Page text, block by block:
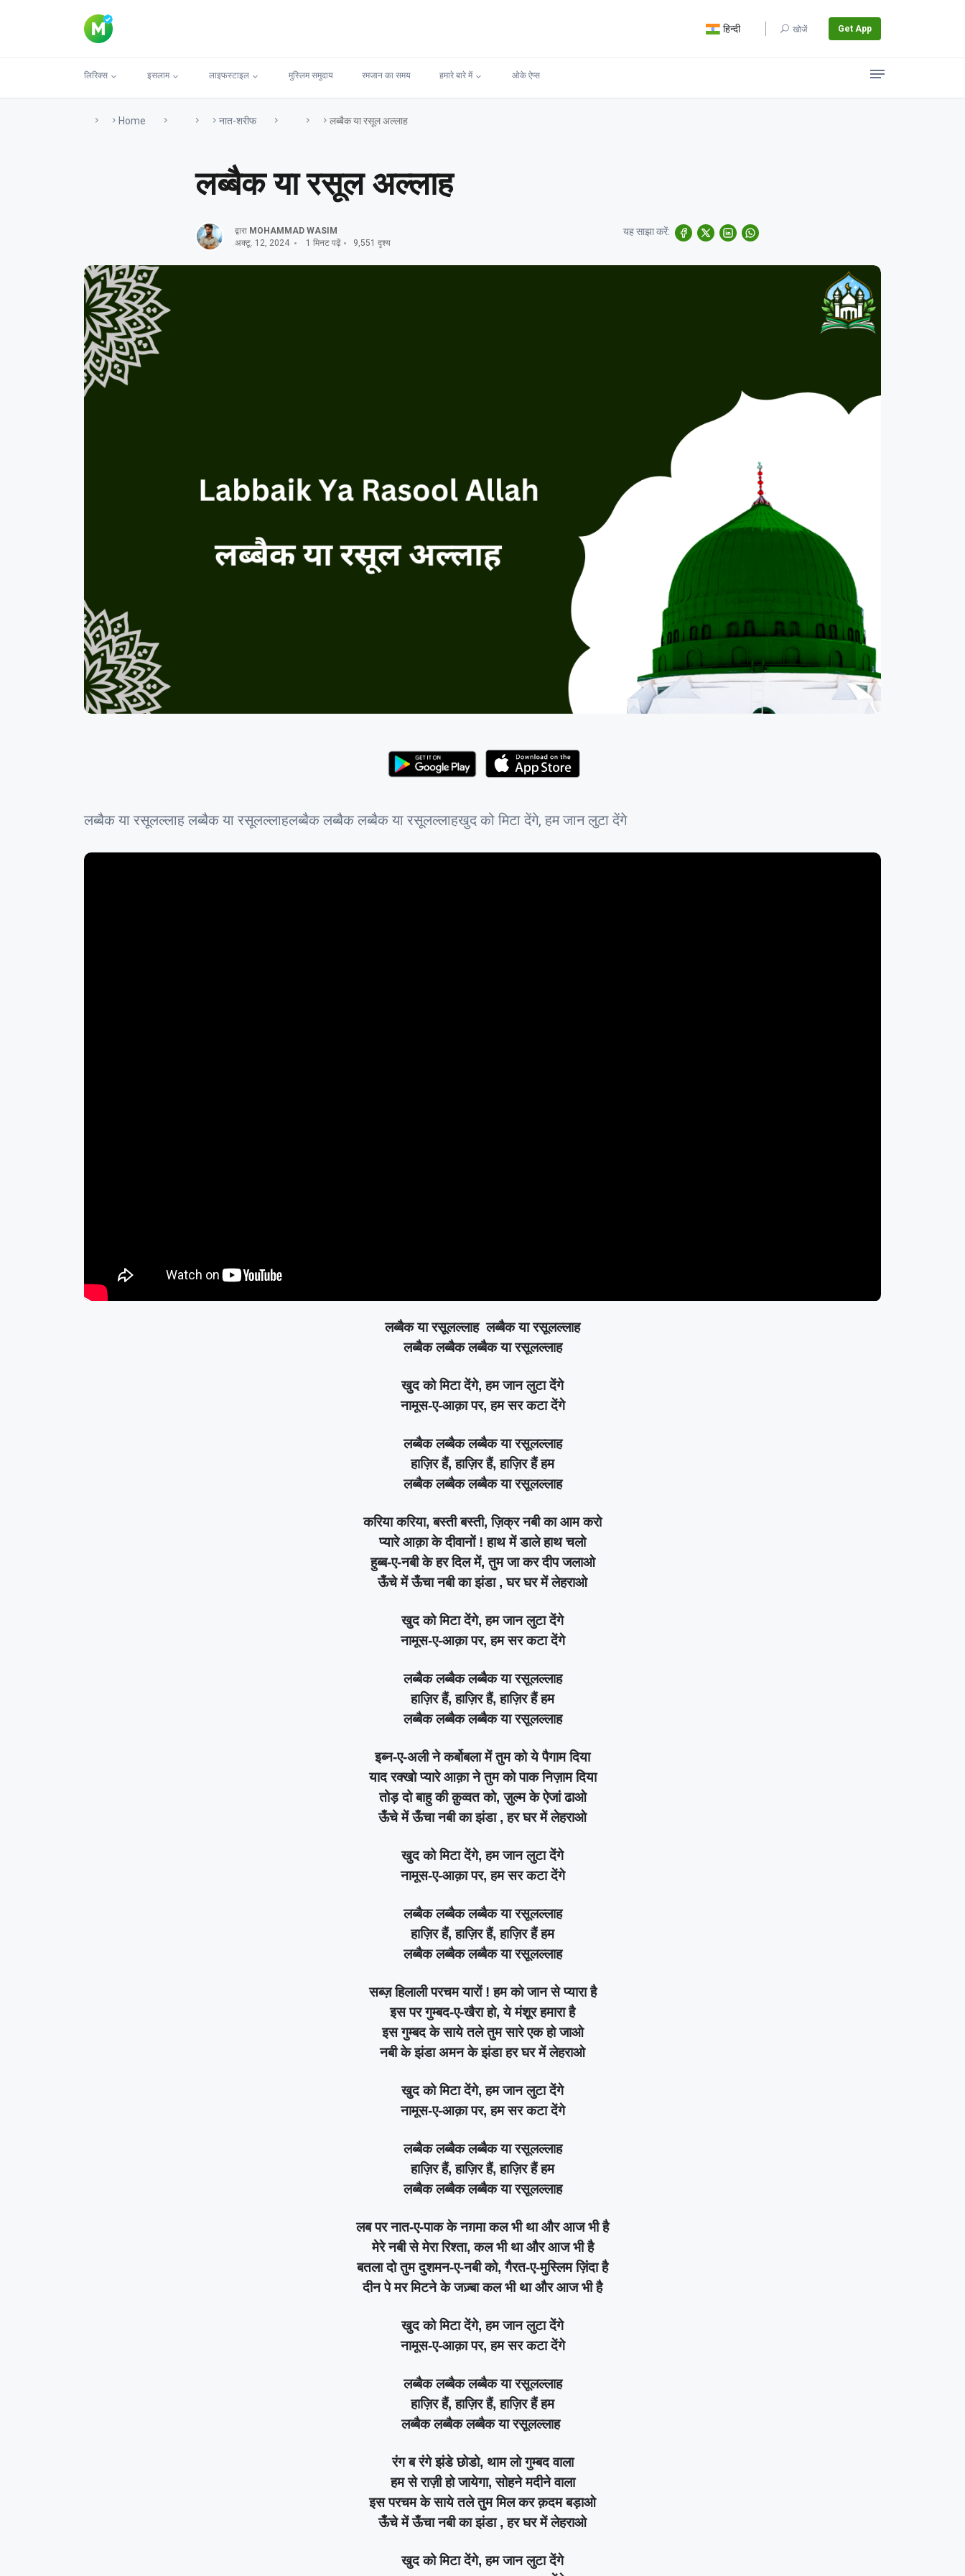
हिन्दी खोजें Get App
लिरिक्स इसलाम लाइफस्टाइल मुस्लिम समुदाय रमजान का समय हमारे बारे में ओके ऐप्स
Home नात-शरीफ लब्बैक या रसूल अल्लाह
लब्बैक या रसूल अल्लाह
द्वारा MOHAMMAD WASIM
अक्टू. 12, 2024
1 मिनट पढ़ें 9,551 दृश्य
यह साझा करें:
लब्बैक या रसूलल्लाह लब्बैक या रसूलल्लाहलब्बैक लब्बैक लब्बैक या रसूलल्लाहखुद को मिटा देंगे, हम जान लुटा देंगे
लब्बैक या रसूलल्लाह लब्बैक या रसूलल्लाह
लब्बैक लब्बैक लब्बैक या रसूलल्लाह
खुद को मिटा देंगे, हम जान लुटा देंगे
नामूस-ए-आक़ा पर, हम सर कटा देंगे
लब्बैक लब्बैक लब्बैक या रसूलल्लाह
हाज़िर हैं, हाज़िर हैं, हाज़िर हैं हम
लब्बैक लब्बैक लब्बैक या रसूलल्लाह
करिया करिया, बस्ती बस्ती, ज़िक्र नबी का आम करो
प्यारे आक़ा के दीवानों ! हाथ में डाले हाथ चलो
हुब्ब-ए-नबी के हर दिल में, तुम जा कर दीप जलाओ
ऊँचे में ऊँचा नबी का झंडा , घर घर में लेहराओ
खुद को मिटा देंगे, हम जान लुटा देंगे
नामूस-ए-आक़ा पर, हम सर कटा देंगे
लब्बैक लब्बैक लब्बैक या रसूलल्लाह
हाज़िर हैं, हाज़िर हैं, हाज़िर हैं हम
लब्बैक लब्बैक लब्बैक या रसूलल्लाह
इब्न-ए-अली ने कर्बोबला में तुम को ये पैगाम दिया
याद रक्खो प्यारे आक़ा ने तुम को पाक निज़ाम दिया
तोड़ दो बाहु की क़ुव्वत को, ज़ुल्म के ऐजां ढाओ
ऊँचे में ऊँचा नबी का झंडा , हर घर में लेहराओ
खुद को मिटा देंगे, हम जान लुटा देंगे
नामूस-ए-आक़ा पर, हम सर कटा देंगे
लब्बैक लब्बैक लब्बैक या रसूलल्लाह
हाज़िर हैं, हाज़िर हैं, हाज़िर हैं हम
लब्बैक लब्बैक लब्बैक या रसूलल्लाह
सब्ज़ हिलाली परचम यारों ! हम को जान से प्यारा है
इस पर गुम्बद-ए-खैरा हो, ये मंशूर हमारा है
इस गुम्बद के साये तले तुम सारे एक हो जाओ
नबी के झंडा अमन के झंडा हर घर में लेहराओ
खुद को मिटा देंगे, हम जान लुटा देंगे
नामूस-ए-आक़ा पर, हम सर कटा देंगे
लब्बैक लब्बैक लब्बैक या रसूलल्लाह
हाज़िर हैं, हाज़िर हैं, हाज़िर हैं हम
लब्बैक लब्बैक लब्बैक या रसूलल्लाह
लब पर नात-ए-पाक के नग़मा कल भी था और आज भी है
मेरे नबी से मेरा रिश्ता, कल भी था और आज भी है
बतला दो तुम दुशमन-ए-नबी को, गैरत-ए-मुस्लिम ज़िंदा है
दीन पे मर मिटने के जज़्बा कल भी था और आज भी है
खुद को मिटा देंगे, हम जान लुटा देंगे
नामूस-ए-आक़ा पर, हम सर कटा देंगे
लब्बैक लब्बैक लब्बैक या रसूलल्लाह
हाज़िर हैं, हाज़िर हैं, हाज़िर हैं हम
लब्बैक लब्बैक लब्बैक या रसूलल्लाह
रंग ब रंगे झंडे छोडो, थाम लो गुम्बद वाला
हम से राज़ी हो जायेगा, सोहने मदीने वाला
इस परचम के साये तले तुम मिल कर क़दम बड़ाओ
ऊँचे में ऊँचा नबी का झंडा , हर घर में लेहराओ
खुद को मिटा देंगे, हम जान लुटा देंगे